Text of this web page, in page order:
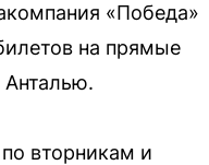
«Победа»
на прямые
Анталью.
вторникам и